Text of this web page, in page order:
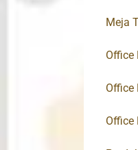
Meja
Office
Office
Office